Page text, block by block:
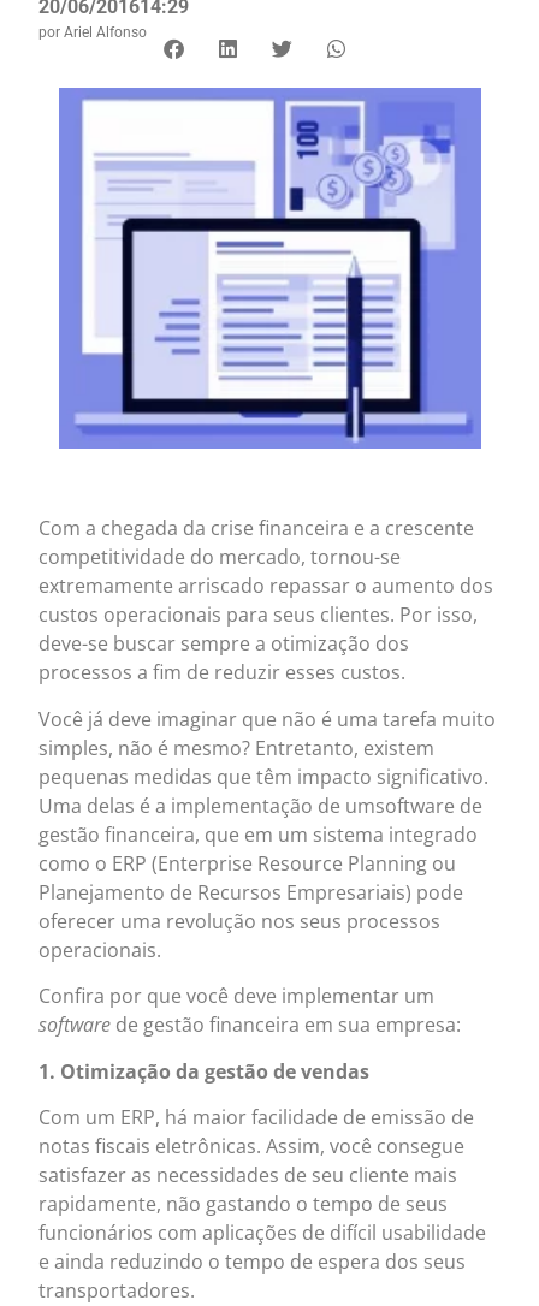
20/06/201614:29
por Ariel Alfonso
Com a chegada da crise financeira e a crescente
competitividade do mercado, tornou-se
extremamente arriscado repassar o aumento dos
custos operacionais para seus clientes. Por isso,
deve-se buscar sempre a otimização dos
processos a fim de reduzir esses custos.
Você já deve imaginar que não é uma tarefa muito
simples, não é mesmo? Entretanto, existem
pequenas medidas que têm impacto significativo.
Uma delas é a implementação de umsoftware de
gestão financeira, que em um sistema integrado
como o ERP (Enterprise Resource Planning ou
Planejamento de Recursos Empresariais) pode
oferecer uma revolução nos seus processos
operacionais.
Confira por que você deve implementar um
software de gestão financeira em sua empresa:
1. Otimização da gestão de vendas
Com um ERP, há maior facilidade de emissão de
notas fiscais eletrônicas. Assim, você consegue
satisfazer as necessidades de seu cliente mais
rapidamente, não gastando o tempo de seus
funcionários com aplicações de difícil usabilidade
e ainda reduzindo o tempo de espera dos seus
transportadores.